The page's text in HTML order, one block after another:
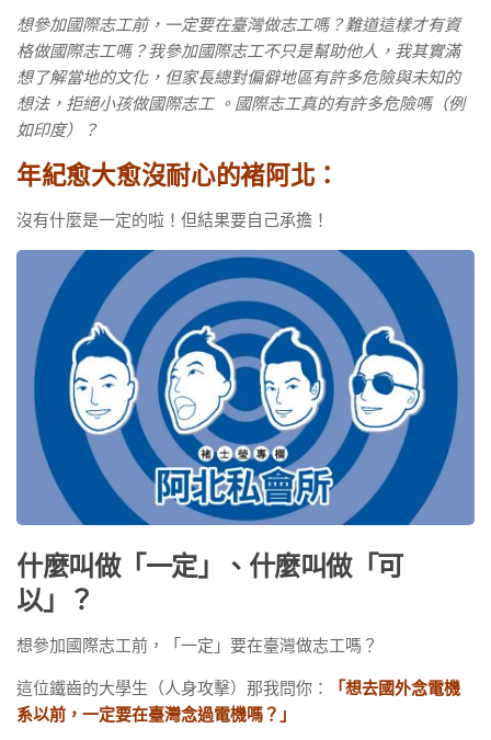
想參加國際志工前，一定要在臺灣做志工嗎？難道這樣才有資
格做國際志工嗎？我參加國際志工不只是幫助他人，我其實滿
想了解當地的文化，但家長總對偏僻地區有許多危險與未知的
想法，拒絕小孩做國際志工 。國際志工真的有許多危險嗎（例
如印度）？
年紀愈大愈沒耐心的褚阿北：
沒有什麼是一定的啦！但結果要自己承擔！
什麼叫做「一定」、什麼叫做「可
以」？
想參加國際志工前，「一定」要在臺灣做志工嗎？
這位鐵齒的大學生（人身攻擊）那我問你：
「想去國外念電機
系以前，一定要在臺灣念過電機嗎？」